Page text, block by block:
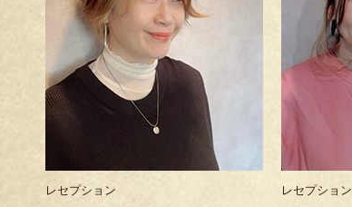
レセプション レセプション